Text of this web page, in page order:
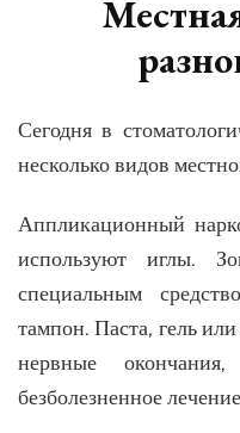
Сегодня в
несколько видов
Аппликационный
используют иглы.
специальным
тампон. Паста, гель
нервные
безболезненное